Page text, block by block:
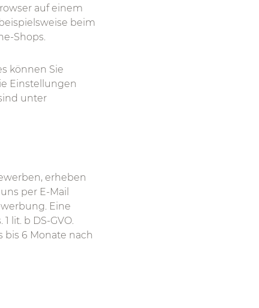
auf einem
beim
Shops.
können Sie
Einstellungen
unter
erheben
per E-Mail
Eine
lit. b DS-GVO.
bis 6 Monate nach